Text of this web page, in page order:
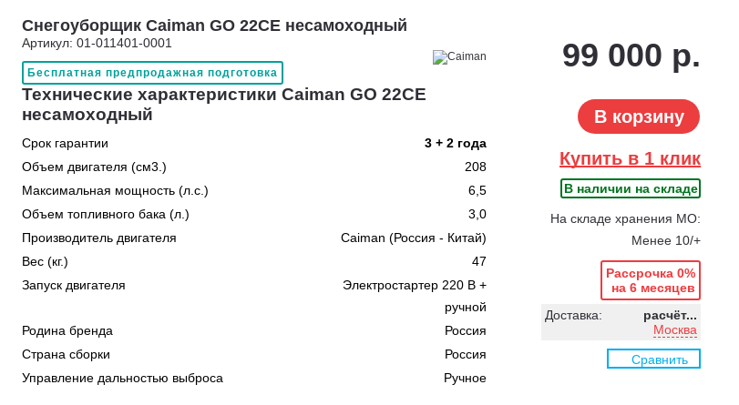
Снегоуборщик Caiman GO 22CE несамоходный
Артикул: 01-011401-0001
Бесплатная предпродажная подготовка
Технические характеристики Caiman GO 22CE
несамоходный
Срок гарантии
3 + 2 года
Объем двигателя (см3.)
208
Максимальная мощность (л.с.)
6,5
Объем топливного бака (л.)
3,0
Производитель двигателя
Caiman (Россия - Китай)
Вес (кг.)
47
Запуск двигателя
Электростартер 220 В +
ручной
Родина бренда
Россия
Страна сборки
Россия
Управление дальностью выброса
Ручное
99 000 р.
В корзину
Купить в 1 клик
В наличии на складе
На складе хранения МО:
Менее 10/+
Рассрочка 0%
на 6 месяцев
Доставка:
расчёт...
Москва
Сравнить